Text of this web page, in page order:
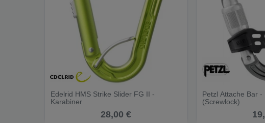
Edelrid HMS Strike Slider FG II -
Karabiner
28,00 €
Petzl Attache Bar
(Screwlock)